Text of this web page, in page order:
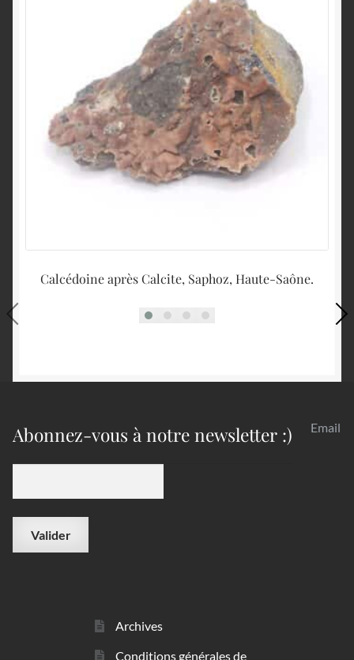
Calcédoine après Calcite, Saphoz, Haute-Saône.
Abonnez-vous à notre newsletter :) Email
Archives
Conditions générales de